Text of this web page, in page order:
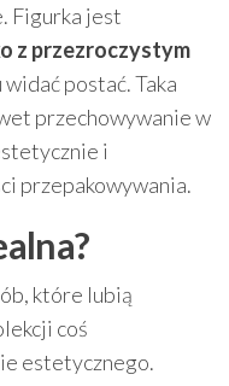
Figurka jest
z przezroczystym
widać postać. Taka
przechowywanie w
i
przepakowywania.
które lubią
coś
estetycznego.